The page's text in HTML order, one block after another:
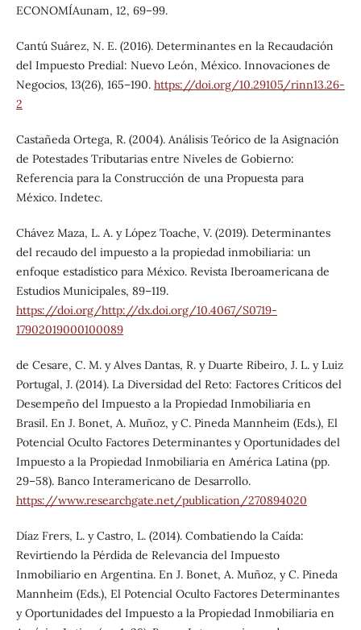
ECONOMÍAunam, 12, 69–99.
Cantú Suárez, N. E. (2016). Determinantes en la Recaudación
del Impuesto Predial: Nuevo León, México. Innovaciones de
Negocios, 13(26), 165–190. https://doi.org/10.29105/rinn13.26-
2
Castañeda Ortega, R. (2004). Análisis Teórico de la Asignación
de Potestades Tributarias entre Niveles de Gobierno:
Referencia para la Construcción de una Propuesta para
México. Indetec.
Chávez Maza, L. A. y López Toache, V. (2019). Determinantes
del recaudo del impuesto a la propiedad inmobiliaria: un
enfoque estadístico para México. Revista Iberoamericana de
Estudios Municipales, 89–119.
https://doi.org/http://dx.doi.org/10.4067/S0719-
17902019000100089
de Cesare, C. M. y Alves Dantas, R. y Duarte Ribeiro, J. L. y Luiz
Portugal, J. (2014). La Diversidad del Reto: Factores Críticos del
Desempeño del Impuesto a la Propiedad Inmobiliaria en
Brasil. En J. Bonet, A. Muñoz, y C. Pineda Mannheim (Eds.), El
Potencial Oculto Factores Determinantes y Oportunidades del
Impuesto a la Propiedad Inmobiliaria en América Latina (pp.
29–58). Banco Interamericano de Desarrollo.
https://www.researchgate.net/publication/270894020
Díaz Frers, L. y Castro, L. (2014). Combatiendo la Caída:
Revirtiendo la Pérdida de Relevancia del Impuesto
Inmobiliario en Argentina. En J. Bonet, A. Muñoz, y C. Pineda
Mannheim (Eds.), El Potencial Oculto Factores Determinantes
y Oportunidades del Impuesto a la Propiedad Inmobiliaria en